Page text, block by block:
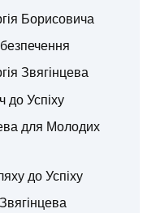
Борисовича
Звягінцева
до Успіху
для Молодих
до Успіху